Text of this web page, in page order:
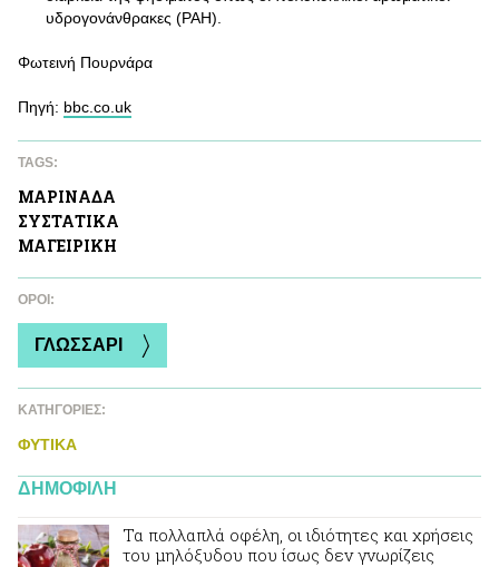
υδρογονάνθρακες (PAH).
Φωτεινή Πουρνάρα
Πηγή: bbc.co.uk
TAGS:
ΜΑΡΙΝAΔΑ
ΣΥΣΤΑΤΙΚA
ΜΑΓΕΙΡΙΚΗ
ΌΡΟΙ:
ΓΛΩΣΣΑΡΙ
ΚΑΤΗΓΟΡΙΕΣ:
ΦΥΤΙΚA
ΔΗΜΟΦΙΛΗ
Τα πολλαπλά οφέλη, οι ιδιότητες και χρήσεις
του μηλόξυδου που ίσως δεν γνωρίζεις